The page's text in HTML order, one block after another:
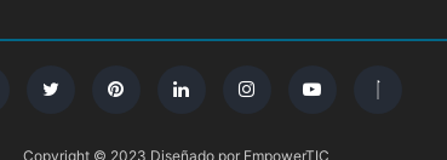
Copyright © 2023 Diseñado por EmpowerTIC